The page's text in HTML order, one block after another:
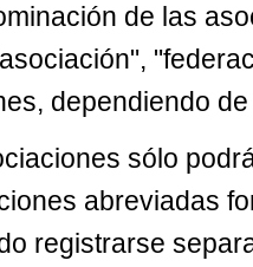
de las
dependiendo
sólo
abreviadas
registrarse